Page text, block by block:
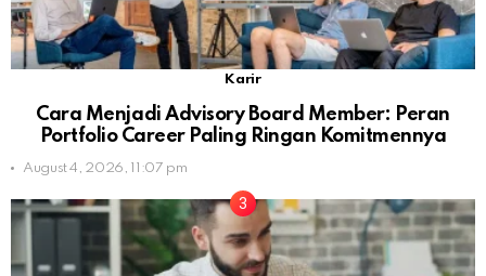
Karir
Cara Menjadi Advisory Board Member: Peran
Portfolio Career Paling Ringan Komitmennya
August 4, 2026, 11:07 pm